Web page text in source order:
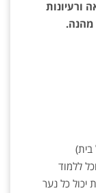
ורעיונות
מהנה.
בית)
ללמוד
יכול כל נער